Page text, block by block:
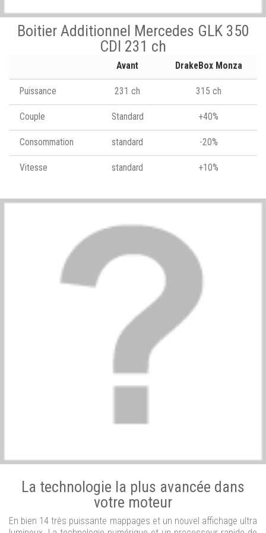
Boitier Additionnel Mercedes GLK 350
CDI 231 ch
Avant DrakeBox Monza
Puissance 231 ch 315 ch
Couple Standard +40%
Consommation standard -20%
Vitesse standard +10%
La technologie la plus avancée dans
votre moteur
En bien 14 très puissante mappages et un nouvel affichage ultra